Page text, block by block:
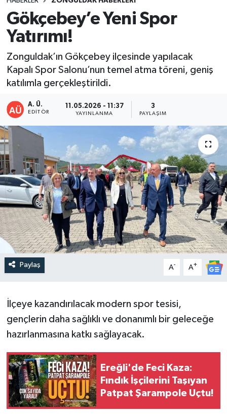
Gökçebey’e Yeni Spor
Yatırımı!
Zonguldak’ın Gökçebey ilçesinde yapılacak
Kapalı Spor Salonu’nun temel atma töreni, geniş
katılımla gerçekleştirildi.
A. Ü.
EDITÖR
11.05.2026 - 11:37
YAYINLANMA
3
PAYLAŞIM
Paylaş A- A+
İlçeye kazandırılacak modern spor tesisi,
gençlerin daha sağlıklı ve donanımlı bir geleceğe
hazırlanmasına katkı sağlayacak.
Ereğli'de Feci Kaza:
Fındık İşçilerini Taşıyan
Patpat Şarampole Uçtu!
DEVREK
DÜZCE
EREĞLİ
KASTAMONU